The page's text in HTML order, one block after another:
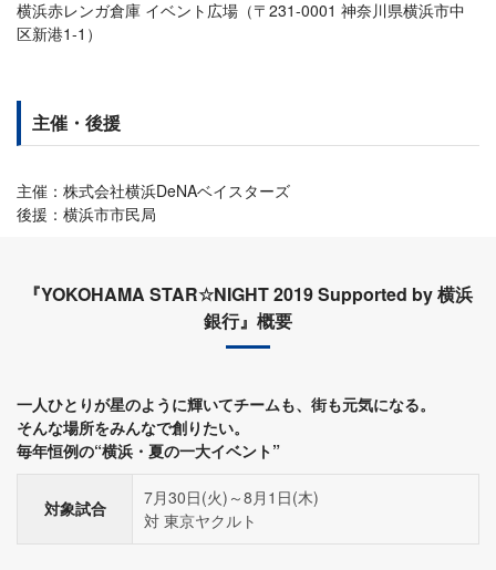
横浜赤レンガ倉庫 イベント広場（〒231-0001 神奈川県横浜市中
区新港1-1）
主催・後援
主催：株式会社横浜DeNAベイスターズ
後援：横浜市市民局
『YOKOHAMA STAR☆NIGHT 2019 Supported by 横浜
銀行』概要
一人ひとりが星のように輝いてチームも、街も元気になる。
そんな場所をみんなで創りたい。
毎年恒例の“横浜・夏の一大イベント”
対象試合
7月30日(火)～8月1日(木)
対 東京ヤクルト